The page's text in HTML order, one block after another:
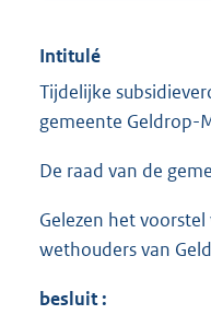
Intitulé
Tijdelijke
gemeente Geldrop-
De raad van de
Gelezen het
wethouders van
besluit :